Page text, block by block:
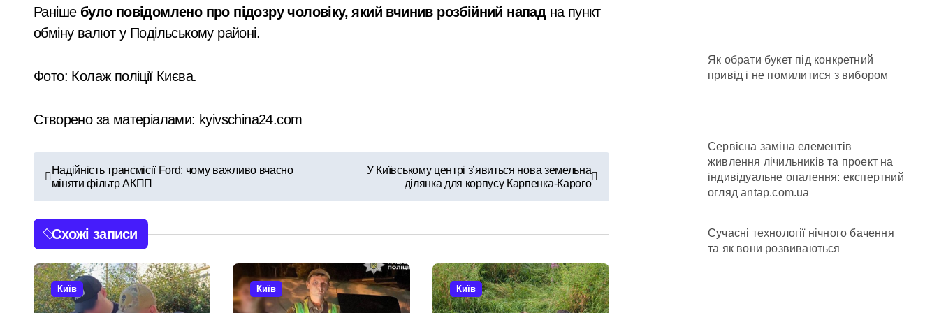
План підготовки Києва до зимового сезону виконано лише на 6%: причини побоювань посадовців КМДА у витратах
Затримання завершилося конфліктом: киянин та його спільник напали на прикордонника під час спроби прориву до Молдови
Раніше було повідомлено про підозру чоловіку, який вчинив розбійний нападна пункт
обміну валют у Подільському районі.
Фото: Колаж поліції Києва.
Створено за матеріалами: kyivschina24.com
Н
а
в
і
г
Надійність трансмісії Ford: чому важливо вчасно
міняти фільтр АКПП
У Київському центрі з’явиться нова земельна
ділянка для корпусу Карпенка-Карого
Схожі записи
Київ Київ Київ
Як обрати букет під конкретний
привід і не помилитися з вибором
Сервісна заміна елементів
живлення лічильників та проект на
індивідуальне опалення: експертний
огляд antap.com.ua
Сучасні технології нічного бачення
та як вони розвиваються